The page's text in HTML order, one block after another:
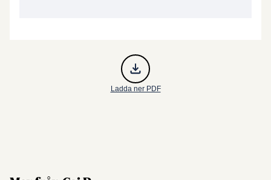
Ladda ner PDF